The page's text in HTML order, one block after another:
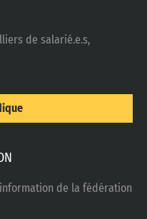
de salarié.e.s,
de la fédération